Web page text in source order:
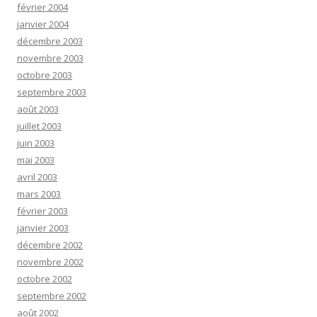
février 2004
janvier 2004
décembre 2003
novembre 2003
octobre 2003
septembre 2003
août 2003
juillet 2003
juin 2003
mai 2003
avril 2003
mars 2003
février 2003
janvier 2003
décembre 2002
novembre 2002
octobre 2002
septembre 2002
août 2002